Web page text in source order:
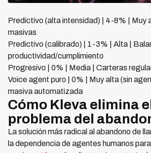
Predictivo (alta intensidad) | 4-8% | Muy
masivas
Predictivo (calibrado) | 1-3% | Alta |
productividad/cumplimiento
Progresivo | 0% | Media | Carteras
Voice agent puro | 0% | Muy alta (sin
masiva automatizada
Cómo Kleva elimina
problema del
La solución más radical al abandono de
la dependencia de agentes humanos